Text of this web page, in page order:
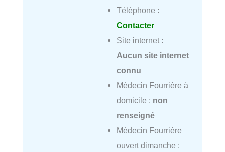
Téléphone :
Contacter
Site internet :
Aucun site internet
connu
Médecin Fourrière à
domicile : non
renseigné
Médecin Fourrière
ouvert dimanche :